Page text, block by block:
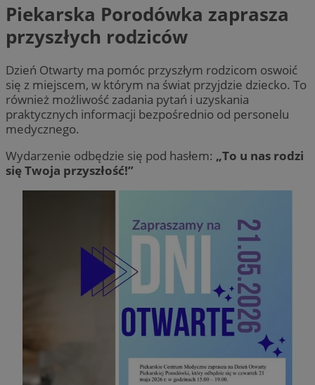
Piekarska Porodówka zaprasza
przyszłych rodziców
Dzień Otwarty ma pomóc przyszłym rodzicom oswoić
się z miejscem, w którym na świat przyjdzie dziecko. To
również możliwość zadania pytań i uzyskania
praktycznych informacji bezpośrednio od personelu
medycznego.
Wydarzenie odbędzie się pod hasłem: „To u nas rodzi
się Twoja przyszłość!”